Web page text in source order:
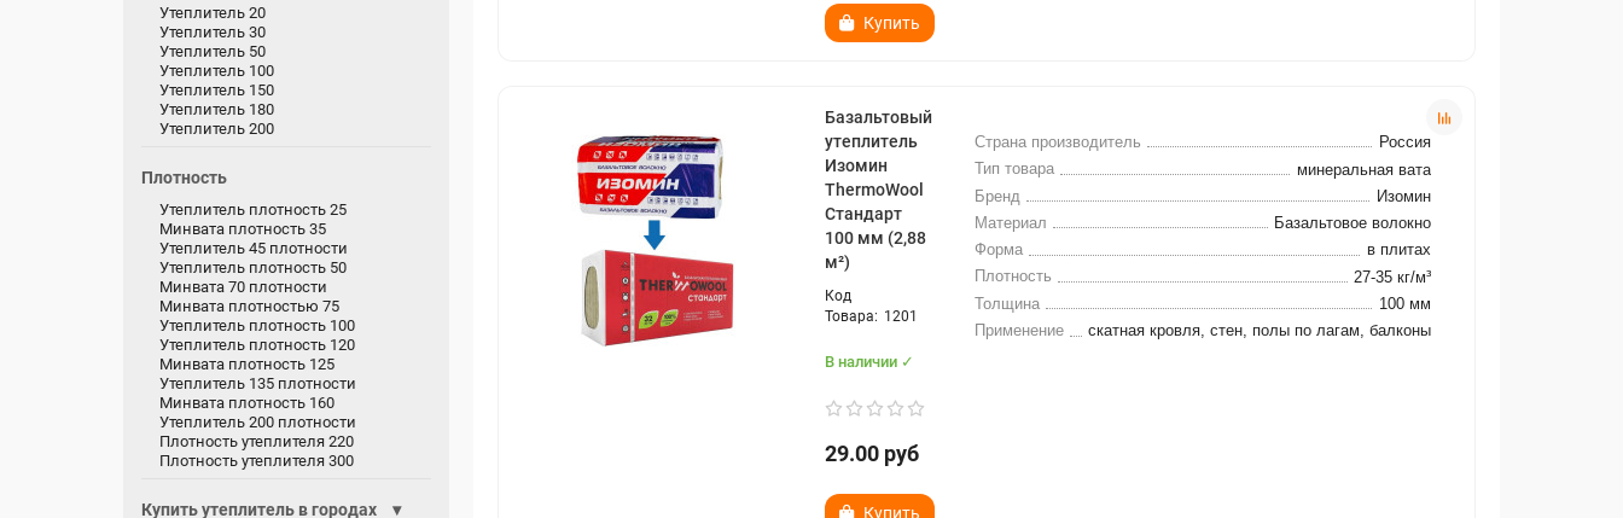
Утеплитель 20
Утеплитель 30
Утеплитель 50
Утеплитель 100
Утеплитель 150
Утеплитель 180
Утеплитель 200
Плотность
Утеплитель плотность 25
Минвата плотность 35
Утеплитель 45 плотности
Утеплитель плотность 50
Минвата 70 плотности
Минвата плотностью 75
Утеплитель плотность 100
Утеплитель плотность 120
Минвата плотность 125
Утеплитель 135 плотности
Минвата плотность 160
Утеплитель 200 плотности
Плотность утеплителя 220
Плотность утеплителя 300
Купить утеплитель в городах ▾
Купить
Базальтовый
утеплитель
Изомин
ThermoWool
Стандарт
100 мм (2,88
м²)
1201
В наличии ✓
29.00 руб
Купить
Страна производитель
Россия
Тип товара
минеральная вата
Бренд
Изомин
Материал
Базальтовое волокно
Форма
в плитах
Плотность
27-35 кг/м³
Толщина
100 мм
Применение
скатная кровля, стен, полы по лагам, балконы